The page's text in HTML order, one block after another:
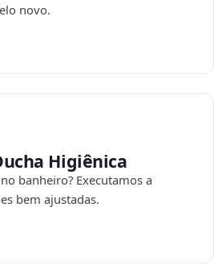
novo.
Higiênica
banheiro? Executamos a
bem ajustadas.